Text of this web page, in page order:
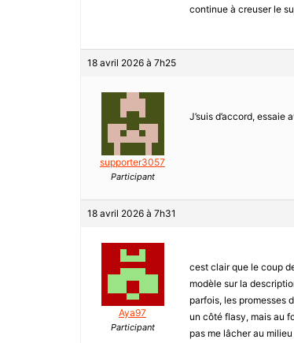
continue à creuser le
18 avril 2026 à 7h25
supporter3057
Participant
J’suis d’accord,
18 avril 2026 à 7h31
Aya97
Participant
cest clair que le coup
modèle sur la
parfois, les promesses
un côté flasy, mais au
pas me lâcher au